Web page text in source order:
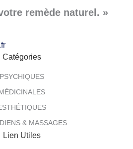
remède naturel. »
Catégories
PSYCHIQUES
& MASSAGES
Lien Utiles